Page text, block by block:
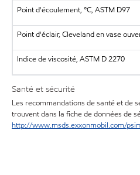
Point d'écoulement, °C, ASTM D97
Point d'éclair, Cleveland en vase
Indice de viscosité, ASTM D 2270
Santé et sécurité
Les recommandations de santé et de
trouvent dans la fiche de données de
http://www.msds.exxonmobil.com/